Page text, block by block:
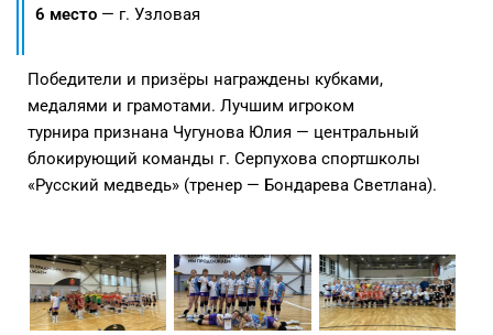
6 место — г. Узловая
Победители и призёры награждены кубками,
медалями и грамотами. Лучшим игроком
турнира признана Чугунова Юлия — центральный
блокирующий команды г. Серпухова спортшколы
«Русский медведь» (тренер — Бондарева Светлана).